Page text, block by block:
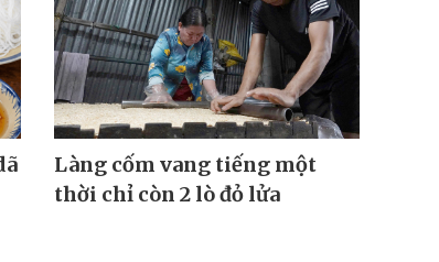
Làng cốm vang tiếng một
thời chỉ còn 2 lò đỏ lửa